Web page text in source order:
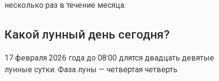
несколько раз в течение месяца.
Какой лунный день сегодня?
17 февраля 2026 года до 08:00 длятся двадцать девятые
лунные сутки. Фаза луны — четвертая четверть.